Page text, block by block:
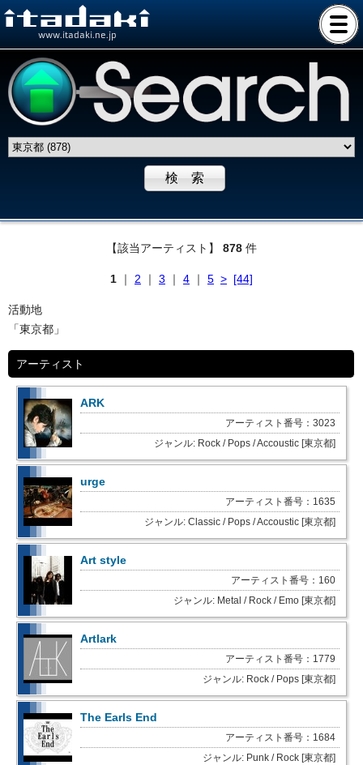
www.itadaki.ne.jp
【該当アーティスト】 878 件
1 ｜ 2 ｜ 3 ｜ 4 ｜ 5 > [44]
活動地
「東京都」
アーティスト
ARK
アーティスト番号：3023
ジャンル: Rock / Pops / Accoustic [東京都]
urge
アーティスト番号：1635
ジャンル: Classic / Pops / Accoustic [東京都]
Art style
アーティスト番号：160
ジャンル: Metal / Rock / Emo [東京都]
Artlark
アーティスト番号：1779
ジャンル: Rock / Pops [東京都]
The Earls End
アーティスト番号：1684
ジャンル: Punk / Rock [東京都]